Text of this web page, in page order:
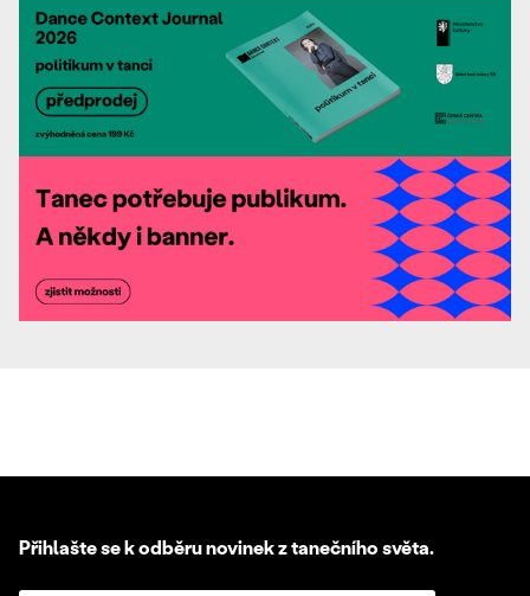
Přihlašte se k odběru novinek z tanečního světa.